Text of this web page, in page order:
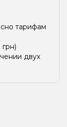
тарифам
двух